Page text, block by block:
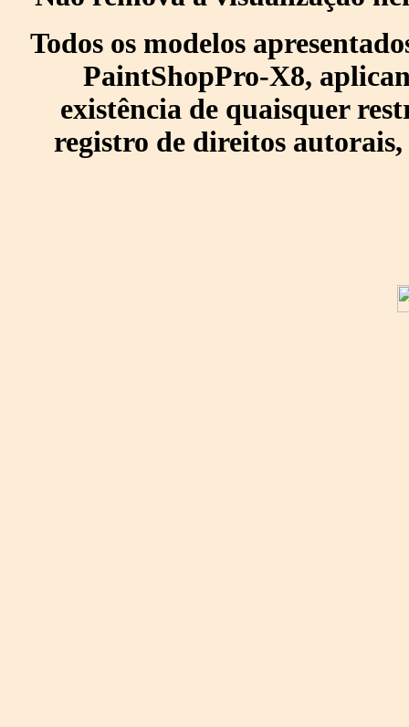
Todos os modelos
PaintShopPro-X8,
existência de quaisquer
registro de direitos